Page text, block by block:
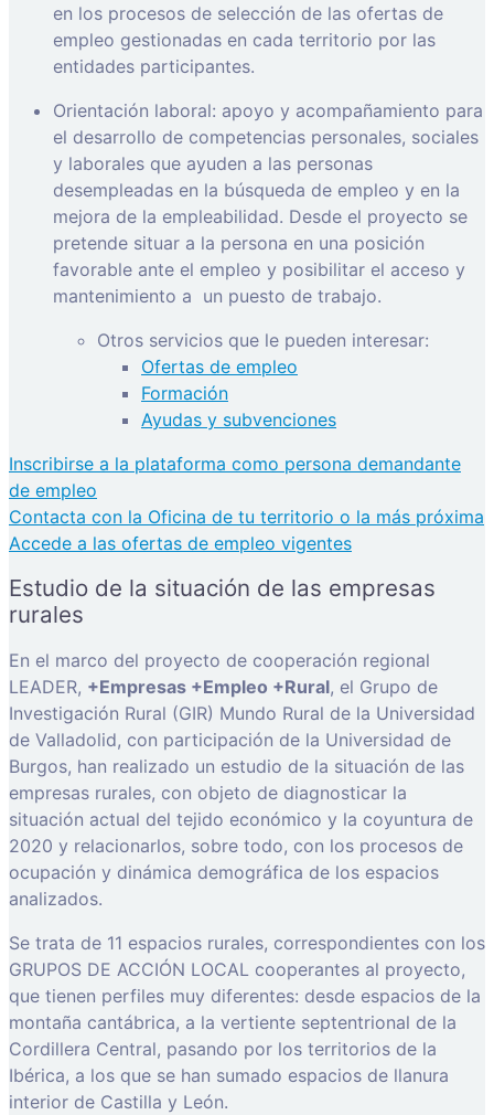
en los procesos de selección de las ofertas de
empleo gestionadas en cada territorio por las
entidades participantes.
Orientación laboral: apoyo y acompañamiento para
el desarrollo de competencias personales, sociales
y laborales que ayuden a las personas
desempleadas en la búsqueda de empleo y en la
mejora de la empleabilidad. Desde el proyecto se
pretende situar a la persona en una posición
favorable ante el empleo y posibilitar el acceso y
mantenimiento a un puesto de trabajo.
Otros servicios que le pueden interesar:
Ofertas de empleo
Formación
Ayudas y subvenciones
Inscribirse a la plataforma como persona demandante
de empleo
Contacta con la Oficina de tu territorio o la más próxima
Accede a las ofertas de empleo vigentes
Estudio de la situación de las empresas
rurales
En el marco del proyecto de cooperación regional
LEADER, +Empresas +Empleo +Rural, el Grupo de
Investigación Rural (GIR) Mundo Rural de la Universidad
de Valladolid, con participación de la Universidad de
Burgos, han realizado un estudio de la situación de las
empresas rurales, con objeto de diagnosticar la
situación actual del tejido económico y la coyuntura de
2020 y relacionarlos, sobre todo, con los procesos de
ocupación y dinámica demográfica de los espacios
analizados.
Se trata de 11 espacios rurales, correspondientes con los
GRUPOS DE ACCIÓN LOCAL cooperantes al proyecto,
que tienen perfiles muy diferentes: desde espacios de la
montaña cantábrica, a la vertiente septentrional de la
Cordillera Central, pasando por los territorios de la
Ibérica, a los que se han sumado espacios de llanura
interior de Castilla y León.